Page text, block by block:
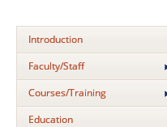
Introduction
Faculty/Staff
Courses/Training
Education